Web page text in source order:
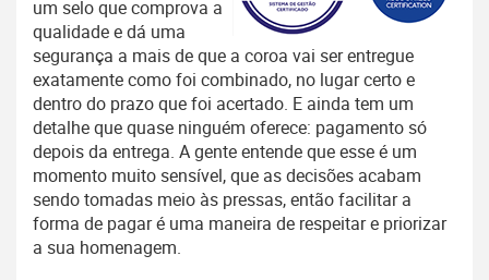
um selo que comprova a
qualidade e dá uma
segurança a mais de que a coroa vai ser entregue
exatamente como foi combinado, no lugar certo e
dentro do prazo que foi acertado. E ainda tem um
detalhe que quase ninguém oferece: pagamento só
depois da entrega. A gente entende que esse é um
momento muito sensível, que as decisões acabam
sendo tomadas meio às pressas, então facilitar a
forma de pagar é uma maneira de respeitar e priorizar
a sua homenagem.